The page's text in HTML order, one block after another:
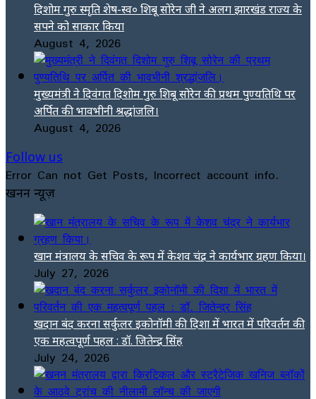
दिशोम गुरु स्मृति शेष-स्व० शिबू सोरेन जी ने अलग झारखंड राज्य के
सपने को साकार किया
August 4, 2026
मुख्यमंत्री ने दिवंगत दिशोम गुरु शिबू सोरेन की प्रथम पुण्यतिथि पर
अर्पित की भावभीनी श्रद्धांजलि।
August 4, 2026
Follow us
Error Can not Get Posts, Incorrect account info.
खनन न्यूज़
खान मंत्रालय के सचिव के रूप में केशव चंद्र ने कार्यभार ग्रहण किया।
July 27, 2026
खदान बंद करना सर्कुलर इकोनॉमी की दिशा में भारत में परिवर्तन की
एक महत्वपूर्ण पहल : डॉ. जितेन्द्र सिंह
July 24, 2026